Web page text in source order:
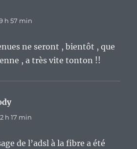
h 57 min
ne seront , bientôt , que
, a très vite tonton !!
dit :
h 17 min
de l’adsl à la fibre a été